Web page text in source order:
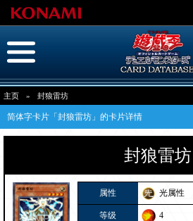
主页 » 封狼雷坊
简体字卡片「封狼雷坊」的卡片详情
封狼雷坊
属性 光属性
等级 4